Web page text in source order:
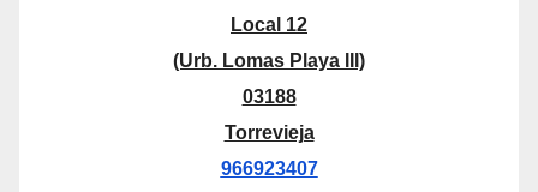
Local 12
(Urb. Lomas Playa III)
03188
Torrevieja
966923407